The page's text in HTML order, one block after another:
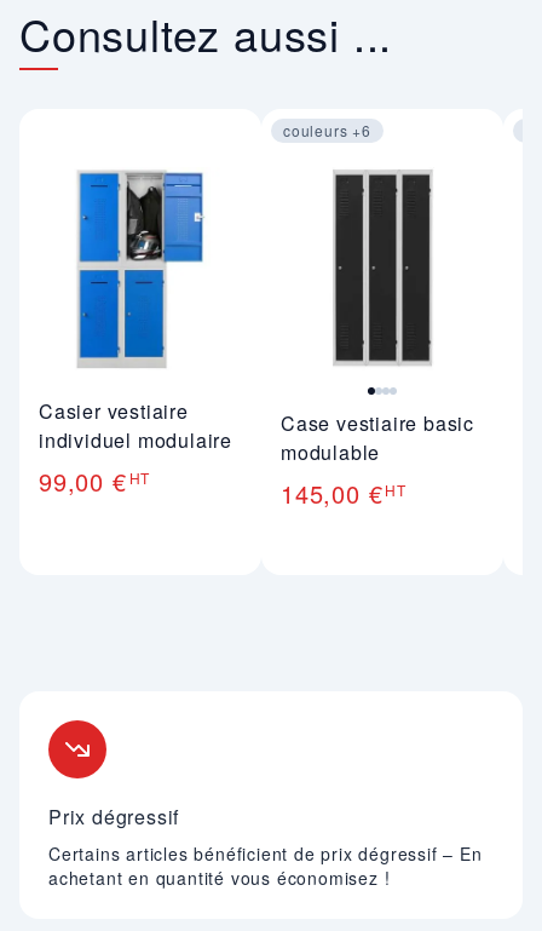
Consultez aussi ...
Casier vestiaire
individuel modulaire
99,00 € HT
couleurs +6
Image 1 sur 4
Case vestiaire basic
modulable
145,00 €HT
Prix dégressif
Certains articles bénéficient de prix dégressif – En
achetant en quantité vous économisez !